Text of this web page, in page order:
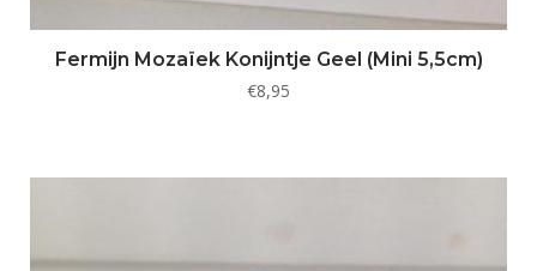
Fermijn Mozaïek Konijntje Geel (Mini 5,5cm)
€8,95